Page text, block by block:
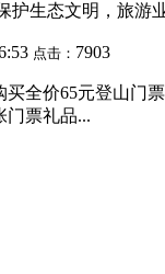
护生态文明，旅游
点击： 7903
全价65元登山门
门票礼品...